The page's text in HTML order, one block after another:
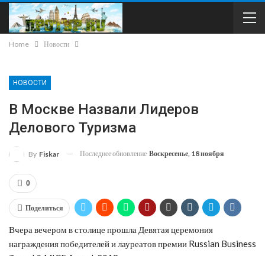
Home Новости
НОВОСТИ
В Москве Назвали Лидеров
Делового Туризма
By Fiskar Последнее обновление Воскресенье, 18 ноября
0
Поделиться
Вчера вечером в столице прошла Девятая церемония
награждения победителей и лауреатов премии Russian Business